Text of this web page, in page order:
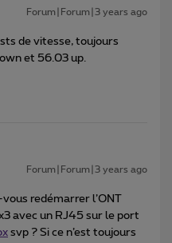
Forum|Forum|3 years ago
de vitesse, toujours
et 56.03 up.
Forum|Forum|3 years ago
redémarrer l’ONT
avec un RJ45 sur le port
svp ? Si ce n’est toujours